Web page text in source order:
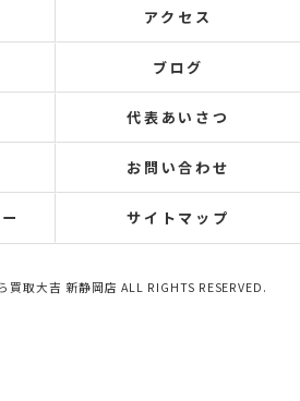
アクセス
ブログ
代表あいさつ
お問い合わせ
サイトマップ
取大吉 新静岡店 ALL RIGHTS RESERVED.